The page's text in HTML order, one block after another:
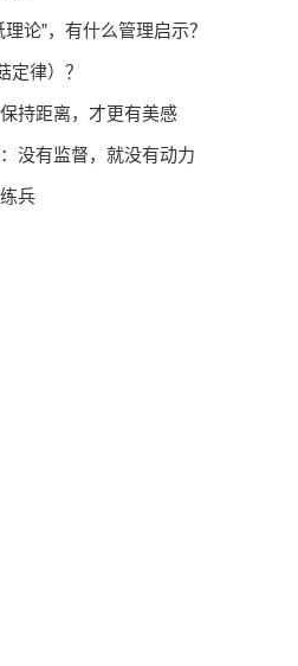
论”，有什么管理启示？
定律）？
持距离，才更有美感
没有监督，就没有动力
兵